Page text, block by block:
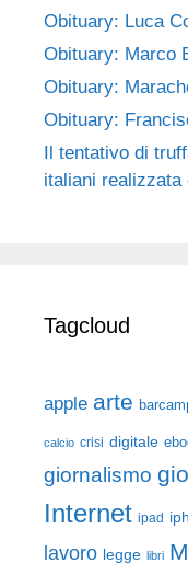
Obituary: Luca
Obituary: Marco
Obituary:
Obituary:
Il tentativo di
italiani
Tagcloud
apple arte
calcio crisi digitale
giornalismo
Internet ipad
lavoro legge libri